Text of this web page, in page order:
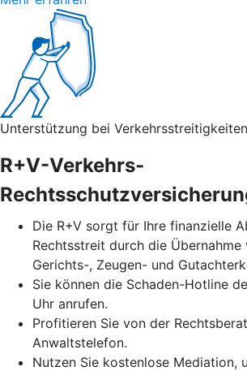
Unterstützung bei Verkehrsstreitigkeiten
R+V-Verkehrs-
Die R+V sorgt für Ihre finanzielle
Rechtsstreit durch die Übernahme
Gerichts-, Zeugen- und
Sie können die Schaden-Hotline
Uhr anrufen.
Profitieren Sie von der
Anwaltstelefon.
Nutzen Sie kostenlose Mediation,